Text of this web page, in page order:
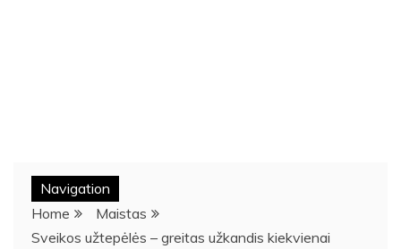
Navigation
Home
Maistas
Sveikos užtepėlės – greitas užkandis kiekvienai